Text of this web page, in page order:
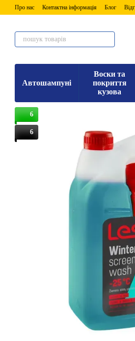
Перейти до основного контенту
Про нас Контактна інформація Блог
Автошампуні
Воски та
покриття
кузова
6
6